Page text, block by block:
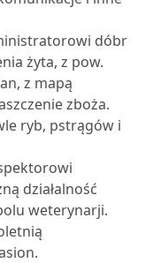
dóbr
żyta, z pow.
z mapą
zboża.
ryb, pstrągów i
działalność
weterynarji.